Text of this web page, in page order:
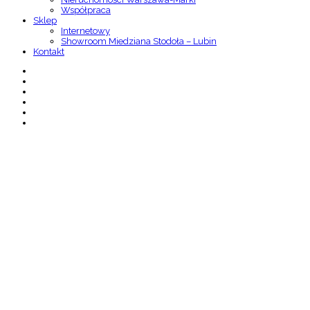
Współpraca
Sklep
Internetowy
Showroom Miedziana Stodoła – Lubin
Kontakt